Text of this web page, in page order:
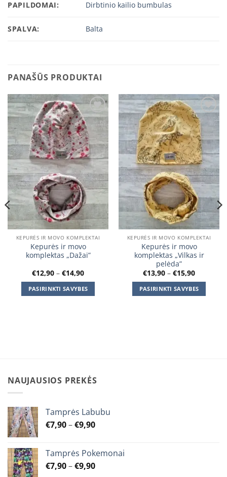
PAPILDOMAI: Dirbtinio kailio bumbulas
SPALVA: Balta
PANAŠŪS PRODUKTAI
Add to
wishlist
KEPURĖS IR MOVO KOMPLEKTAI
Kepurės ir movo
komplektas „Dažai”
€12,90 – €14,90Price
€12,90
through
€14,90
PASIRINKTI SAVYBES
may
be
the
product
Add to
wishlist
KEPURĖS IR MOVO KOMPLEKTAI
Kepurės ir movo
komplektas „Vilkas ir
pelėda”
€13,90 – €15,90Price
€13,90
through
€15,90
PASIRINKTI SAVYBES
NAUJAUSIOS PREKĖS
Tamprės Labubu
€7,90–€9,90Price
through
€9,90
Tamprės Pokemonai
€7,90–€9,90Price